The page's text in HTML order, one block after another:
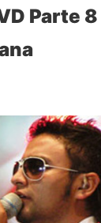
Parte 8